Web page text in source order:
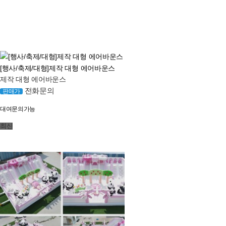
[행사/축제/대형]제작 대형 에어바운스
제작 대형 에어바운스
판매가 전화문의
대여문의가능
최신